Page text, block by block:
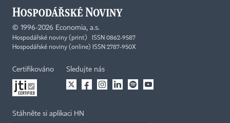
© 1996-2026 Economia, a.s.
Hospodářské noviny (print) ISSN 0862-9587
Hospodářské noviny (online) ISSN 2787-950X
Certifikováno Sledujte nás
Stáhněte si aplikaci HN